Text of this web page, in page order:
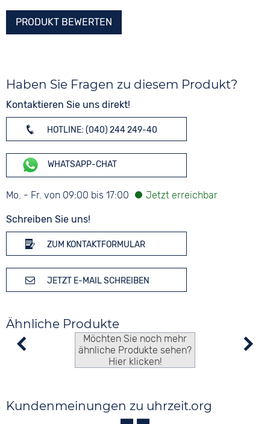
PRODUKT BEWERTEN
Haben Sie Fragen zu diesem Produkt?
Kontaktieren Sie uns direkt!
HOTLINE: (040) 244 249-40
WHATSAPP-CHAT
Mo. - Fr. von 09:00 bis 17:00
Schreiben Sie uns!
ZUM KONTAKTFORMULAR
JETZT E-MAIL SCHREIBEN
Ähnliche Produkte
Möchten Sie noch mehr
ähnliche Produkte sehen?
Hier klicken!
Kundenmeinungen zu uhrzeit.org